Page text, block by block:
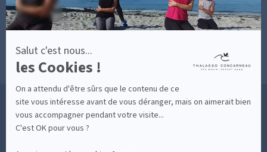
Salut c'est nous...
les Cookies !
On a attendu d'être sûrs que le contenu de ce
site vous intéresse avant de vous déranger, mais on aimerait bien
vous accompagner pendant votre visite...
C'est OK pour vous ?
CONTACT
MESURES D'HYGIÈNE
POLITIQUE DE CONFIDENTIALITÉ
MENTIONS LÉGALES
36 RUE DES SABLES BLANCS - 29900 CONCARNEAU - 02 98 75 05 40
CLIQUEZ-ICI POUR MODIFIER VOS PRÉFÉRENCES EN MATIÈRE DE COOKIES